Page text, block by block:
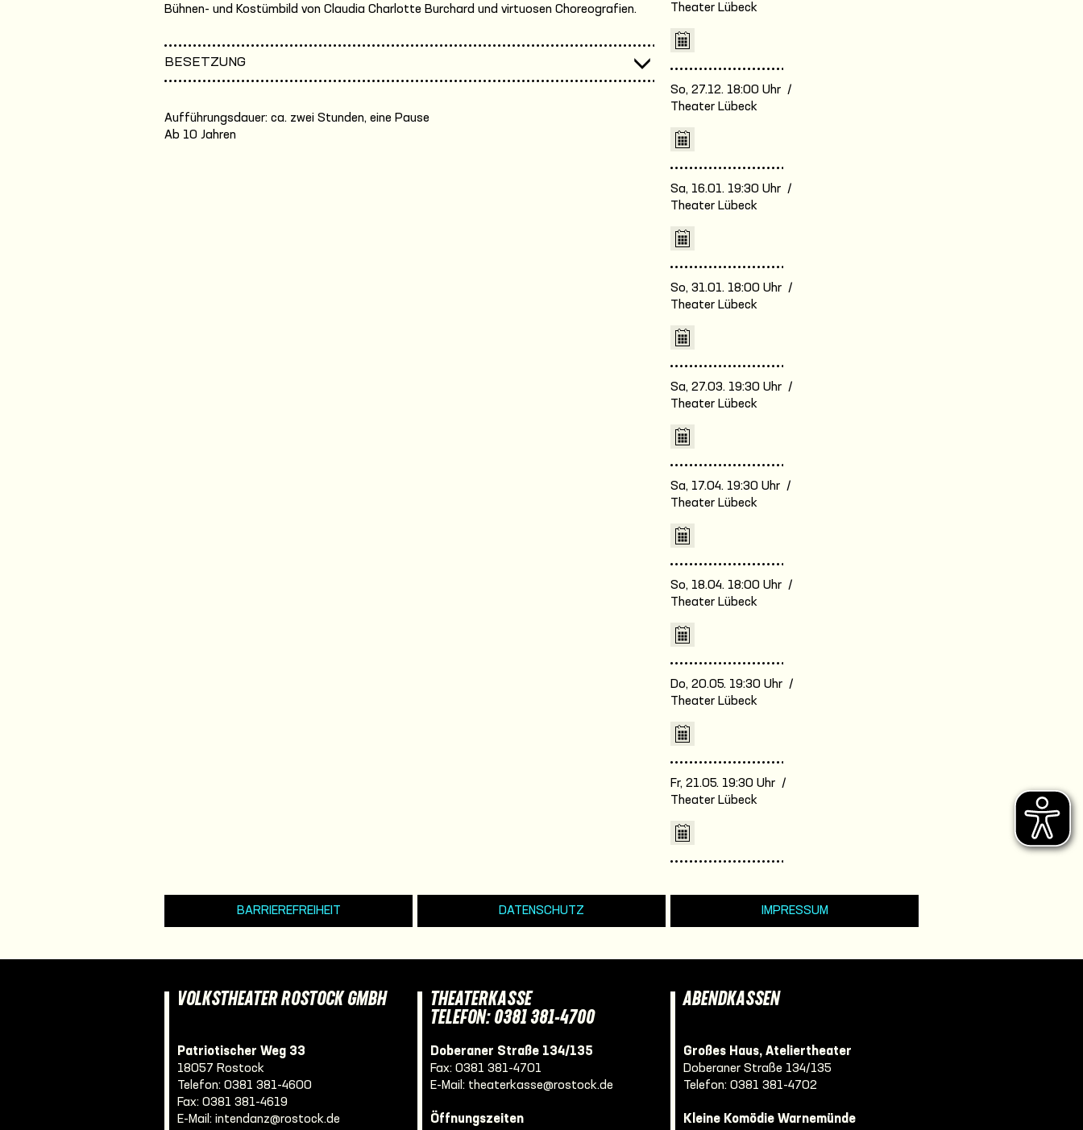
Bühnen- und Kostümbild von Claudia Charlotte Burchard und virtuosen Choreografien.
BESETZUNG
Aufführungsdauer: ca. zwei Stunden, eine Pause
Ab 10 Jahren
Theater Lübeck
So, 27.12. 18:00 Uhr /
Theater Lübeck
Sa, 16.01. 19:30 Uhr /
Theater Lübeck
So, 31.01. 18:00 Uhr /
Theater Lübeck
Sa, 27.03. 19:30 Uhr /
Theater Lübeck
Sa, 17.04. 19:30 Uhr /
Theater Lübeck
So, 18.04. 18:00 Uhr /
Theater Lübeck
Do, 20.05. 19:30 Uhr /
Theater Lübeck
Fr, 21.05. 19:30 Uhr /
Theater Lübeck
BARRIEREFREIHEIT DATENSCHUTZ IMPRESSUM
VOLKSTHEATER ROSTOCK GMBH
Patriotischer Weg 33
18057 Rostock
Telefon: 0381 381-4600
Fax: 0381 381-4619
E-Mail: intendanz@rostock.de
THEATERKASSE
TELEFON: 0381 381-4700
Doberaner Straße 134/135
Fax: 0381 381-4701
E-Mail: theaterkasse@rostock.de
Öffnungszeiten
ABENDKASSEN
Großes Haus, Ateliertheater
Doberaner Straße 134/135
Telefon: 0381 381-4702
Kleine Komödie Warnemünde